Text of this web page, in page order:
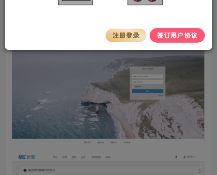
搭建成功，但后续的公众号对接并没有测试，有需要的朋友
注册登录 签订用户协议